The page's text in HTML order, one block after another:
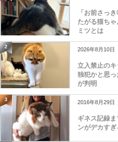
「お前さっ
たがる猫ち
ミツとは
2 2026年8月10日
立入禁止の
独犯かと思
が判明
3 2016年8月29日
ギネス記録
ンがデカすぎ